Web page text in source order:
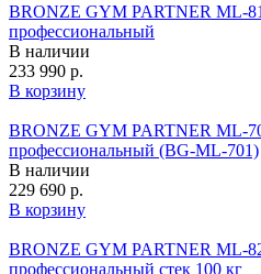
BRONZE GYM PARTNER ML-
профессиональный
В наличии
233 990 р.
В корзину
BRONZE GYM PARTNER ML-
профессиональный (BG‑ML‑701)
В наличии
229 690 р.
В корзину
BRONZE GYM PARTNER ML-
профессиональный стек 100 кг